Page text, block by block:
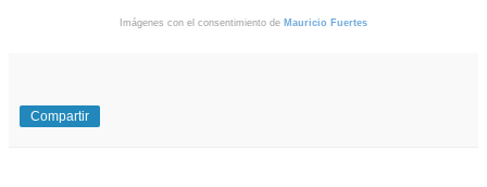
Imágenes con el consentimiento de Mauricio Fuertes
Compartir